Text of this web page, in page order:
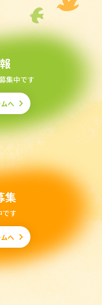
集中です
へ
集
です
へ